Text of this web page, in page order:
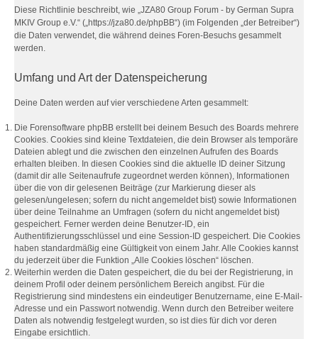
Diese Richtlinie beschreibt, wie „JZA80 Group Forum - by German Supra
MKIV Group e.V.“ („https://jza80.de/phpBB“) (im Folgenden „der Betreiber“)
die Daten verwendet, die während deines Foren-Besuchs gesammelt
werden.
Umfang und Art der Datenspeicherung
Deine Daten werden auf vier verschiedene Arten gesammelt:
Die Forensoftware phpBB erstellt bei deinem Besuch des Boards mehrere
Cookies. Cookies sind kleine Textdateien, die dein Browser als temporäre
Dateien ablegt und die zwischen den einzelnen Aufrufen des Boards
erhalten bleiben. In diesen Cookies sind die aktuelle ID deiner Sitzung
(damit dir alle Seitenaufrufe zugeordnet werden können), Informationen
über die von dir gelesenen Beiträge (zur Markierung dieser als
gelesen/ungelesen; sofern du nicht angemeldet bist) sowie Informationen
über deine Teilnahme an Umfragen (sofern du nicht angemeldet bist)
gespeichert. Ferner werden deine Benutzer-ID, ein
Authentifizierungsschlüssel und eine Session-ID gespeichert. Die Cookies
haben standardmäßig eine Gültigkeit von einem Jahr. Alle Cookies kannst
du jederzeit über die Funktion „Alle Cookies löschen“ löschen.
Weiterhin werden die Daten gespeichert, die du bei der Registrierung, in
deinem Profil oder deinem persönlichem Bereich angibst. Für die
Registrierung sind mindestens ein eindeutiger Benutzername, eine E-Mail-
Adresse und ein Passwort notwendig. Wenn durch den Betreiber weitere
Daten als notwendig festgelegt wurden, so ist dies für dich vor deren
Eingabe ersichtlich.